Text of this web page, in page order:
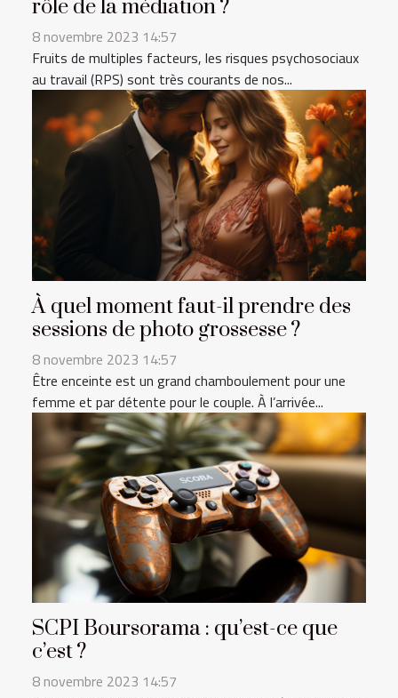
rôle de la médiation ?
8 novembre 2023 14:57
Fruits de multiples facteurs, les risques psychosociaux
au travail (RPS) sont très courants de nos...
À quel moment faut-il prendre des
sessions de photo grossesse ?
8 novembre 2023 14:57
Être enceinte est un grand chamboulement pour une
femme et par détente pour le couple. À l’arrivée...
SCPI Boursorama : qu’est-ce que
c’est ?
8 novembre 2023 14:57